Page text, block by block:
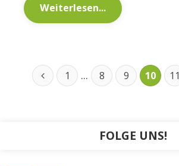
Weiterlesen...
1 ... 8 9 10 11
FOLGE UNS!